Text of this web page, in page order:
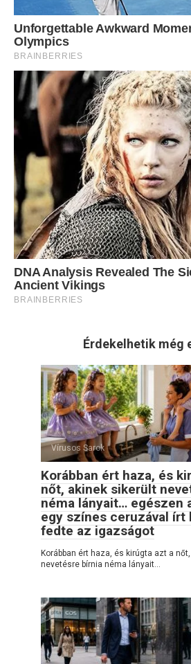
Érdekelhetik még
Vírusos Sarok
Korábban ért haza, és
nőt, akinek sikerült
néma lányait… egészen
egy színes ceruzával írt
fedte az igazságot
Korábban ért haza, és kirúgta azt a
nevetésre bírnia néma lányait…